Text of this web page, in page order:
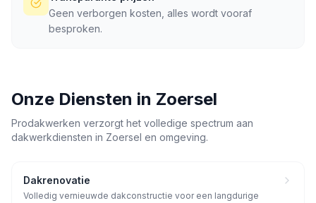
Geen verborgen kosten, alles wordt vooraf
besproken.
Onze Diensten in Zoersel
Prodakwerken verzorgt het volledige spectrum aan
dakwerkdiensten in Zoersel en omgeving.
Dakrenovatie
Volledig vernieuwde dakconstructie voor een langdurige